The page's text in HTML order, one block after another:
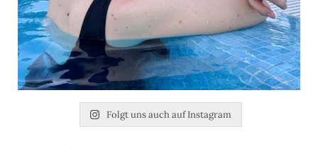
Folgt uns auch auf Instagram